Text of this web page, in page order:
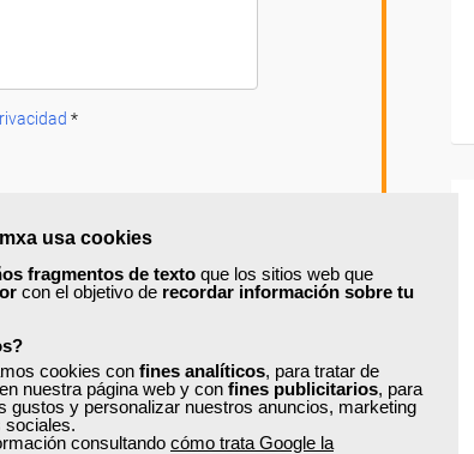
usa cookies
fragmentos de texto que los sitios web que
con el objetivo de recordar información sobre tu
cookies con fines analíticos, para tratar de
nuestra página web y con fines publicitarios, para
gustos y personalizar nuestros anuncios, marketing
sociales.
consultando cómo trata Google la
*
conocimientos en el campo del diseño gráfico, en el
más avanzadas del mercado.